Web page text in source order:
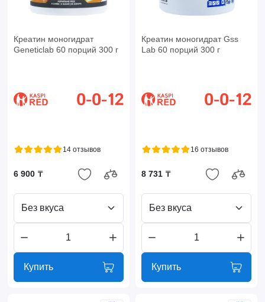
Креатин моногидрат
Geneticlab 60 порций 300 г
14 отзывов
6 900 ₸
Без вкуса
Купить
Креатин моногидрат Gss
Lab 60 порций 300 г
16 отзывов
8 731 ₸
Без вкуса
Купить